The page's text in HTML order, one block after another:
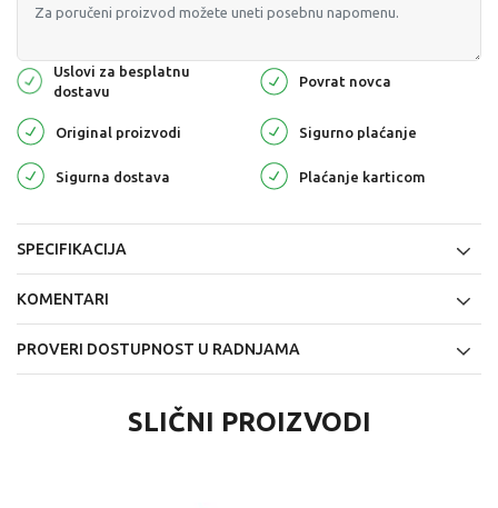
Uslovi za besplatnu
dostavu
Povrat novca
Original proizvodi Sigurno plaćanje
Sigurna dostava Plaćanje karticom
SPECIFIKACIJA
KOMENTARI
PROVERI DOSTUPNOST U RADNJAMA
SLIČNI PROIZVODI